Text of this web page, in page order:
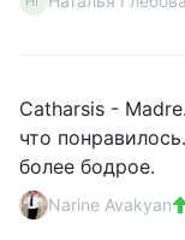
Catharsis -
что
более бодрое.
Narine Avakyan